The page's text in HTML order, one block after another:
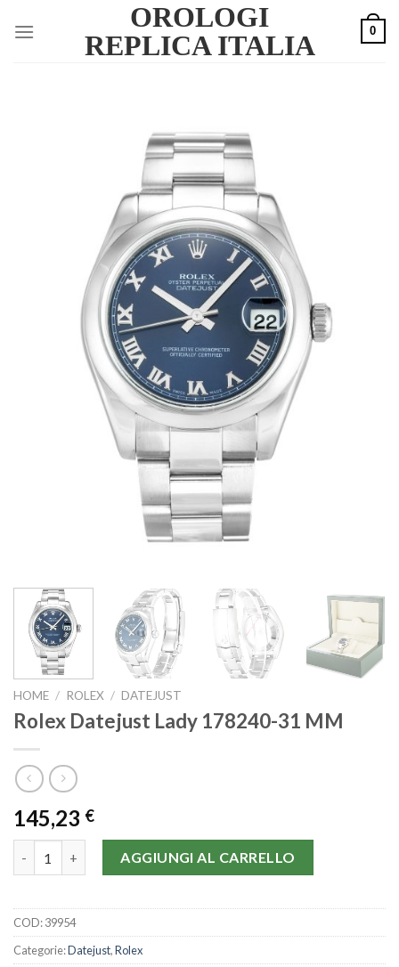
OROLOGI
REPLICA ITALIA
0
HOME / ROLEX / DATEJUST
Rolex Datejust Lady 178240-31 MM
145,23 €
AGGIUNGI AL CARRELLO
COD:39954
Categorie:Datejust,Rolex